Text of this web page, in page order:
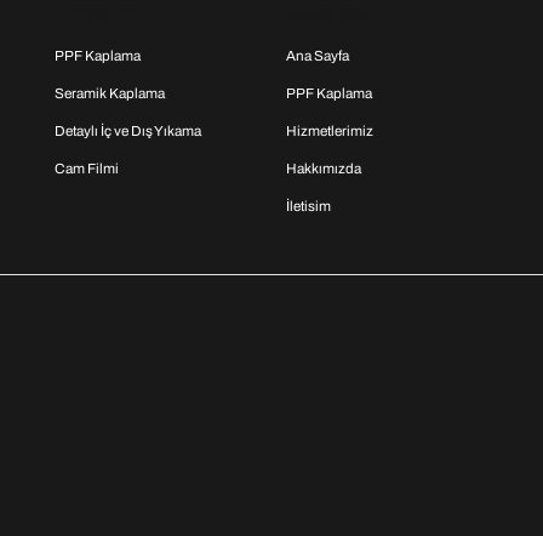
PPF Kaplama
Seramik Kaplama
Detaylı İç ve Dış Yıkama
Cam Filmi
Ana Sayfa
PPF Kaplama
Hizmetlerimiz
Hakkımızda
İletisim